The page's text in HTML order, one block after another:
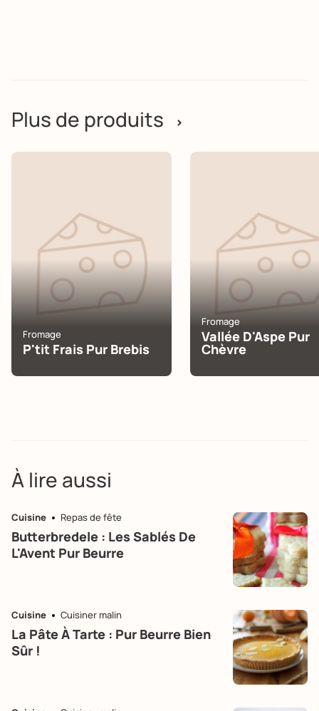
Plus de produits >
Fromage
P'tit Frais Pur Brebis
Fromage
Vallée D'Aspe Pur
Chèvre
À lire aussi
Cuisine Repas de fête
Butterbredele : Les Sablés De
L'Avent Pur Beurre
Cuisine Cuisiner malin
La Pâte À Tarte : Pur Beurre Bien
Sûr !